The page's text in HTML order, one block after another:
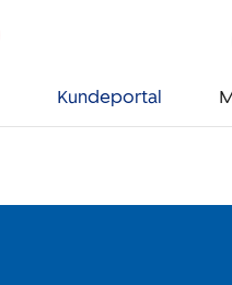
Kundeportal